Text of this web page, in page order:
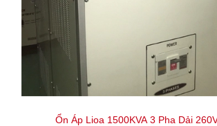
Ổn Áp Lioa 1500KVA 3 Pha Dải